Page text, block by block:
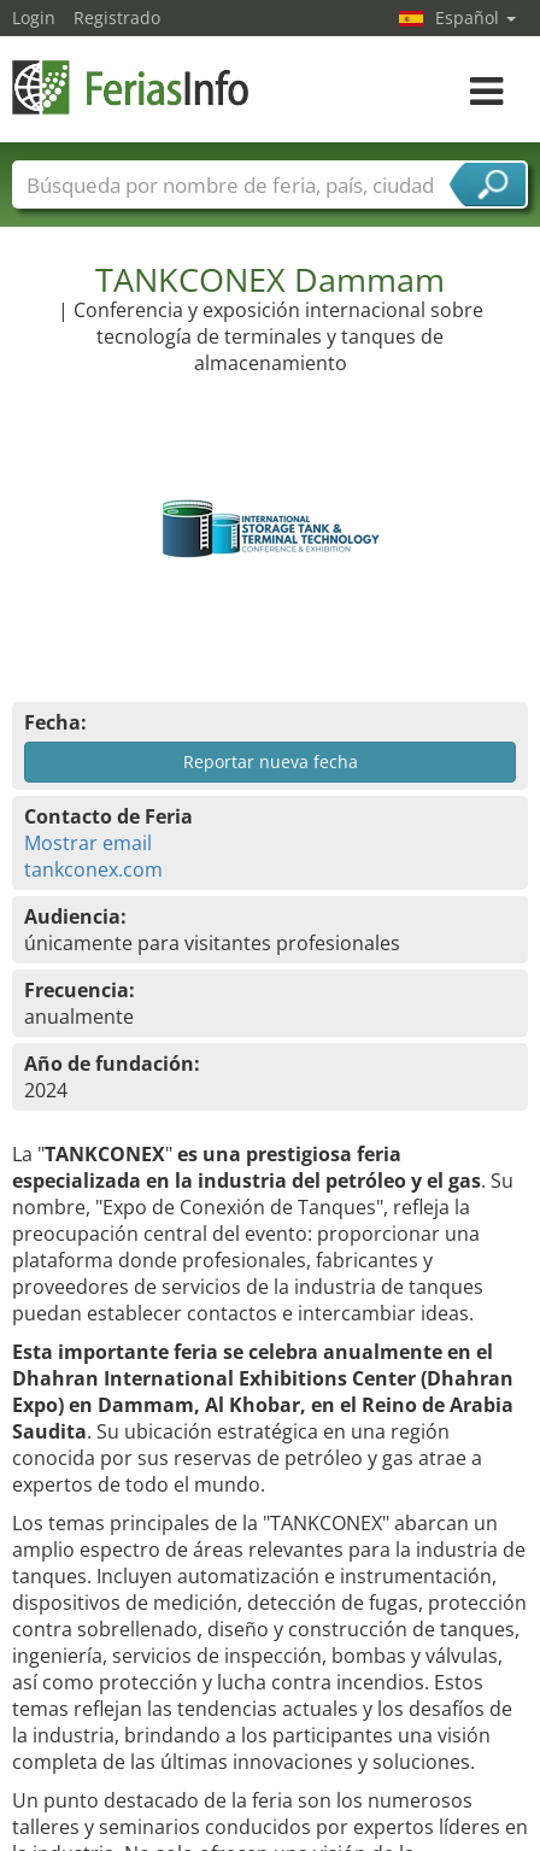
TANKCONEX Dammam
| Conferencia y exposición internacional sobre
tecnología de terminales y tanques de
almacenamiento
Fecha:
Reportar nueva fecha
Contacto de Feria
Mostrar email
tankconex.com
Audiencia:
únicamente para visitantes profesionales
Frecuencia:
anualmente
Año de fundación:
2024
La "TANKCONEX"es una prestigiosa feria
especializada en la industria del petróleo y el gas. Su
nombre, "Expo de Conexión de Tanques", refleja la
preocupación central del evento: proporcionar una
plataforma donde profesionales, fabricantes y
proveedores de servicios de la industria de tanques
puedan establecer contactos e intercambiar ideas.
Esta importante feria se celebra anualmente en el
Dhahran International Exhibitions Center (Dhahran
Expo) en Dammam, Al Khobar, en el Reino de Arabia
Saudita. Su ubicación estratégica en una región
conocida por sus reservas de petróleo y gas atrae a
expertos de todo el mundo.
Los temas principales de la "TANKCONEX" abarcan un
amplio espectro de áreas relevantes para la industria de
tanques. Incluyen automatización e instrumentación,
dispositivos de medición, detección de fugas, protección
contra sobrellenado, diseño y construcción de tanques,
ingeniería, servicios de inspección, bombas y válvulas,
así como protección y lucha contra incendios. Estos
temas reflejan las tendencias actuales y los desafíos de
la industria, brindando a los participantes una visión
completa de las últimas innovaciones y soluciones.
Un punto destacado de la feria son los numerosos
talleres y seminarios conducidos por expertos líderes en
Login Registrado Español
toggle
Nombres de ferias Países
Ciudades
Sectores de proveedor de servicios